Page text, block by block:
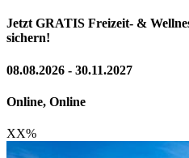
Jetzt GRATIS Freizeit- &
sichern!
08.08.2026 - 30.11.2027
Online, Online
XX%